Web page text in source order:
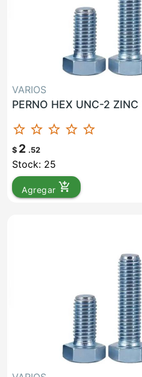
VARIOS
star_border star_border star_border star_border star_border
$ 2 .52
Stock: 25
Agregar add_shopping_cart